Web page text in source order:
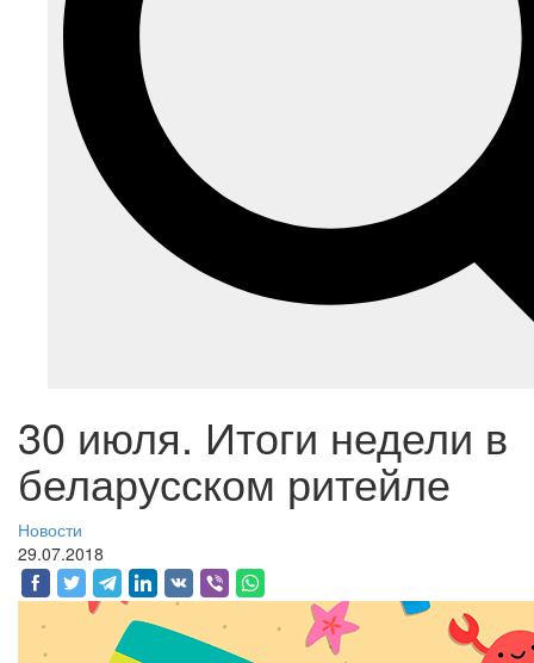
30 июля. Итоги недели в
беларусском ритейле
Новости
29.07.2018